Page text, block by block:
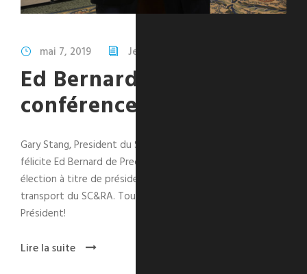
mai 7, 2019 Jean Thibaudeau
Ed Bernard elu lors de la
conférence du SC&RA
Gary Stang, President du SC&RA et VP chez ATS Transport
félicite Ed Bernard de Precision Specialized pour son
élection à titre de président du conseil du groupe
transport du SC&RA. Tout un accomplissement M. le
Président!
Lire la suite